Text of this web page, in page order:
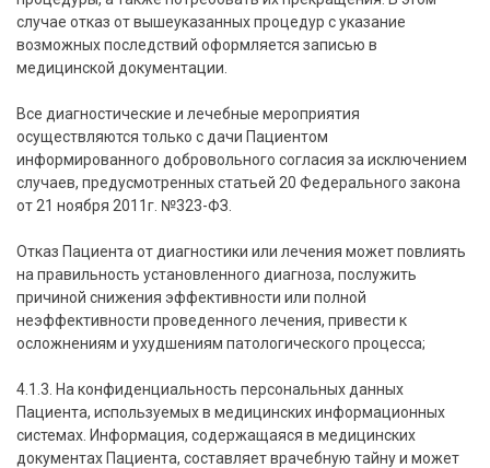
случае отказ от вышеуказанных процедур с указание
возможных последствий оформляется записью в
медицинской документации.
Все диагностические и лечебные мероприятия
осуществляются только с дачи Пациентом
информированного добровольного согласия за исключением
случаев, предусмотренных статьей 20 Федерального закона
от 21 ноября 2011г. №323-ФЗ.
Отказ Пациента от диагностики или лечения может повлиять
на правильность установленного диагноза, послужить
причиной снижения эффективности или полной
неэффективности проведенного лечения, привести к
осложнениям и ухудшениям патологического процесса;
4.1.3. На конфиденциальность персональных данных
Пациента, используемых в медицинских информационных
системах. Информация, содержащаяся в медицинских
документах Пациента, составляет врачебную тайну и может